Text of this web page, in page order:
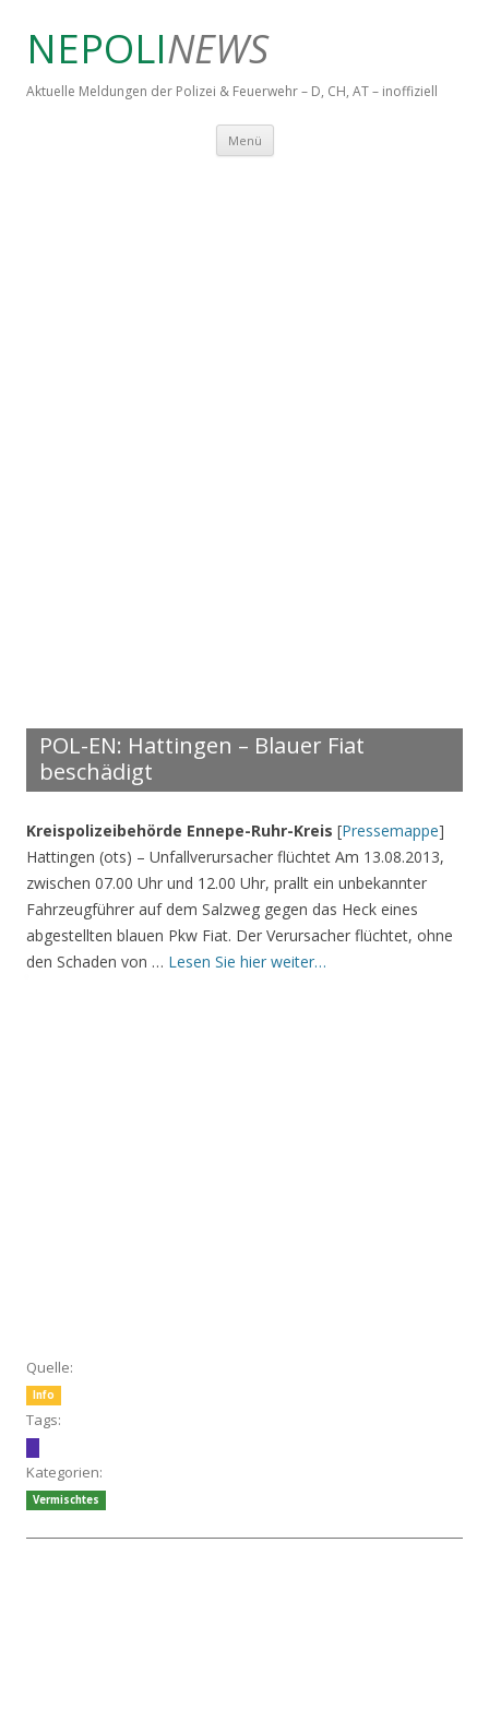
NEPOLINEWS
Aktuelle Meldungen der Polizei & Feuerwehr – D, CH, AT – inoffiziell
Menü Springe zum Inhalt
POL-EN: Hattingen – Blauer Fiat
beschädigt
Kreispolizeibehörde Ennepe-Ruhr-Kreis [Pressemappe]
Hattingen (ots) – Unfallverursacher flüchtet Am 13.08.2013,
zwischen 07.00 Uhr und 12.00 Uhr, prallt ein unbekannter
Fahrzeugführer auf dem Salzweg gegen das Heck eines
abgestellten blauen Pkw Fiat. Der Verursacher flüchtet, ohne
den Schaden von … Lesen Sie hier weiter…
Quelle:
Info
Tags:
Kategorien:
Vermischtes